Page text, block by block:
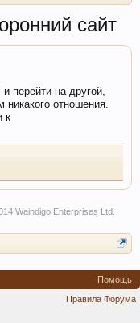
сайт
перейти на другой,
никакого отношения.
к
Waindigo Enterprises Ltd.
Помощь
Правила Форума